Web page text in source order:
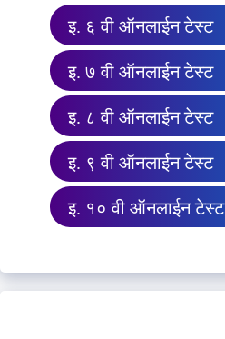
इ. ६ वी ऑनलाईन टेस्ट
इ. ७ वी ऑनलाईन टेस्ट
इ. ८ वी ऑनलाईन टेस्ट
इ. ९ वी ऑनलाईन टेस्ट
इ. १० वी ऑनलाईन टेस्ट